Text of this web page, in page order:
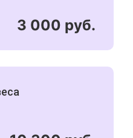
3 000 руб.